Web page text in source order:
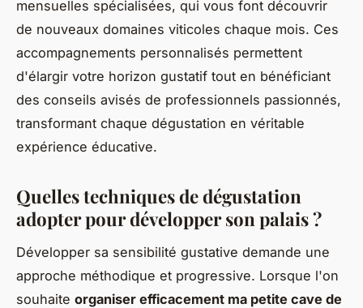
mensuelles spécialisées, qui vous font découvrir
de nouveaux domaines viticoles chaque mois. Ces
accompagnements personnalisés permettent
d'élargir votre horizon gustatif tout en bénéficiant
des conseils avisés de professionnels passionnés,
transformant chaque dégustation en véritable
expérience éducative.
Quelles techniques de dégustation
adopter pour développer son palais ?
Développer sa sensibilité gustative demande une
approche méthodique et progressive. Lorsque l'on
souhaite organiser efficacement ma petite cave de